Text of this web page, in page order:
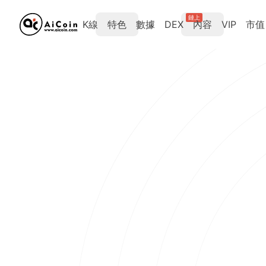
K線 特色 數據 DEX
鏈上
內容 VIP 市值